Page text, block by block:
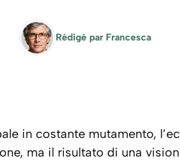
Rédigé par Francesca
in costante mutamento,
ma il risultato di una